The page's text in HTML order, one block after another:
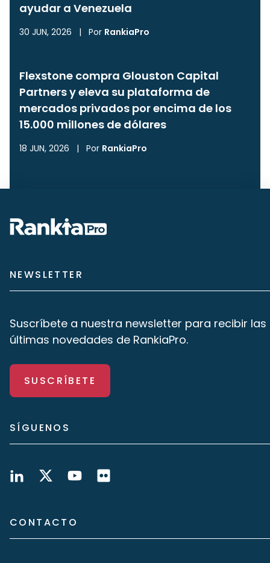
ayudar a Venezuela
30 JUN, 2026 | Por RankiaPro
Flexstone compra Glouston Capital
Partners y eleva su plataforma de
mercados privados por encima de los
15.000 millones de dólares
18 JUN, 2026 | Por RankiaPro
NEWSLETTER
Suscríbete a nuestra newsletter para recibir las
últimas novedades de RankiaPro.
SUSCRÍBETE
SÍGUENOS
CONTACTO